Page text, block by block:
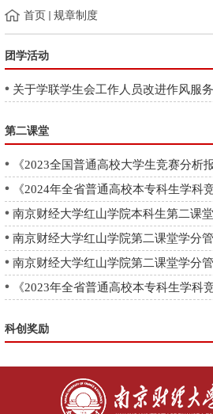
首页 规章制度
团学活动
关于学联学生会工作人员改进作风服
第二课堂
《2023全国普通高校大学生竞赛分析
《2024年全省普通高校本专科生学科
科创奖励